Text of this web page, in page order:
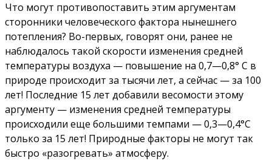
Что могут противопоставить этим аргументам
сторонники человеческого фактора нынешнего
потепления? Во-первых, говорят они, ранее не
наблюдалось такой скорости изменения средней
температуры воздуха — повышение на 0,7—0,8° С в
природе происходит за тысячи лет, а сейчас — за 100
лет! Последние 15 лет добавили весомости этому
аргументу — изменения средней температуры
происходили еще большими темпами — 0,3—0,4°С
только за 15 лет! Природные факторы не могут так
быстро «разогревать» атмосферу.